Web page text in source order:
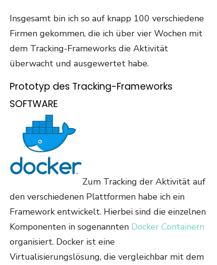
Insgesamt bin ich so auf knapp 100 verschiedene
Firmen gekommen, die ich über vier Wochen mit
dem Tracking-Frameworks die Aktivität
überwacht und ausgewertet habe.
Prototyp des Tracking-Frameworks
SOFTWARE
Zum Tracking der Aktivität auf
den verschiedenen Plattformen habe ich ein
Framework entwickelt. Hierbei sind die einzelnen
Komponenten in sogenannten Docker Containern
organisiert. Docker ist eine
Virtualisierungslösung, die vergleichbar mit dem